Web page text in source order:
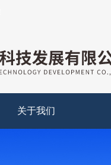
关于我们